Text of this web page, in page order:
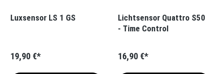
Luxsensor LS 1 GS
19,90 €*
Lichtsensor Quattro S50
- Time Control
16,90 €*